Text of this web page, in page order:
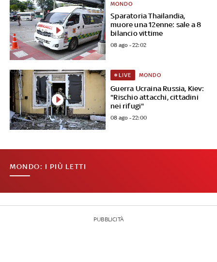
Sparatoria Thailandia,
muore una 12enne: sale a 8
bilancio vittime
MONDO
08 ago - 22:02
Guerra Ucraina Russia, Kiev:
"Rischio attacchi, cittadini
nei rifugi"
LIVE MONDO
08 ago - 22:00
MONDO: I PIÙ LETTI
PUBBLICITÀ